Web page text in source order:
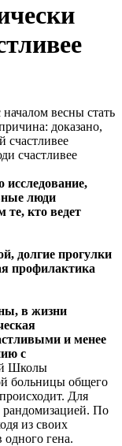
весны стать
доказано,
счастливее
люди
те, кто ведет
долгие прогулки
профилактика
в жизни
и менее
с
Школы
больницы общего
Для
рандомизацией. По
из своих
одного гена.